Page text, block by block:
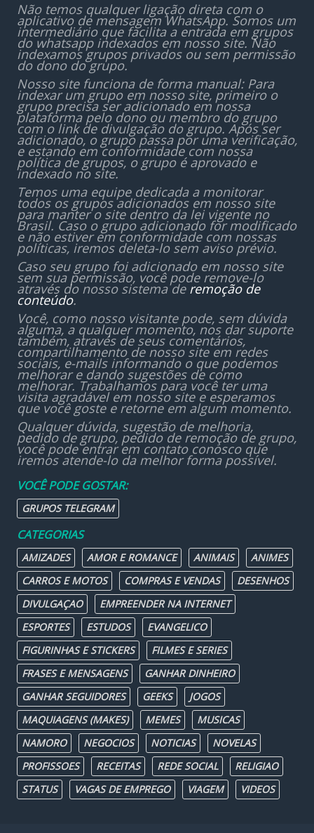
Não temos qualquer ligação direta com o
aplicativo de mensagem WhatsApp. Somos um
intermediário que facilita a entrada em grupos
do whatsapp indexados em nosso site. Não
indexamos grupos privados ou sem permissão
do dono do grupo.
Nosso site funciona de forma manual: Para
indexar um grupo em nosso site, primeiro o
grupo precisa ser adicionado em nossa
plataforma pelo dono ou membro do grupo
com o link de divulgação do grupo. Após ser
adicionado, o grupo passa por uma verificação,
e estando em conformidade com nossa
política de grupos, o grupo é aprovado e
indexado no site.
Temos uma equipe dedicada a monitorar
todos os grupos adicionados em nosso site
para manter o site dentro da lei vigente no
Brasil. Caso o grupo adicionado for modificado
e não estiver em conformidade com nossas
políticas, iremos deleta-lo sem aviso prévio.
Caso seu grupo foi adicionado em nosso site
sem sua permissão, você pode remove-lo
através do nosso sistema de remoção de
conteúdo.
Você, como nosso visitante pode, sem dúvida
alguma, a qualquer momento, nos dar suporte
também, através de seus comentários,
compartilhamento de nosso site em redes
sociais, e-mails informando o que podemos
melhorar e dando sugestões de como
melhorar. Trabalhamos para você ter uma
visita agradável em nosso site e esperamos
que você goste e retorne em algum momento.
Qualquer dúvida, sugestão de melhoria,
pedido de grupo, pedido de remoção de grupo,
você pode entrar em contato conosco que
iremos atende-lo da melhor forma possível.
VOCÊ PODE GOSTAR:
GRUPOS TELEGRAM
CATEGORIAS
AMIZADES AMOR E ROMANCE ANIMAIS
ANIMES
CARROS E MOTOS
COMPRAS E VENDAS
DESENHOS
DIVULGAÇAO
EMPREENDER NA INTERNET
ESPORTES
ESTUDOS
EVANGELICO
FIGURINHAS E STICKERS
FILMES E SERIES
FRASES E MENSAGENS
GANHAR DINHEIRO
GANHAR SEGUIDORES
GEEKS
JOGOS
MAQUIAGENS (MAKES)
MEMES
MUSICAS
NAMORO
NEGOCIOS NOTICIAS
NOVELAS
PROFISSOES
RECEITAS REDE SOCIAL
RELIGIAO
STATUS
VAGAS DE EMPREGO VIAGEM VIDEOS